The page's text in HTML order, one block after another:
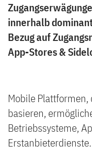
innerhalb
Bezug auf
App-Stores &
Mobile
basieren,
Betriebssysteme,